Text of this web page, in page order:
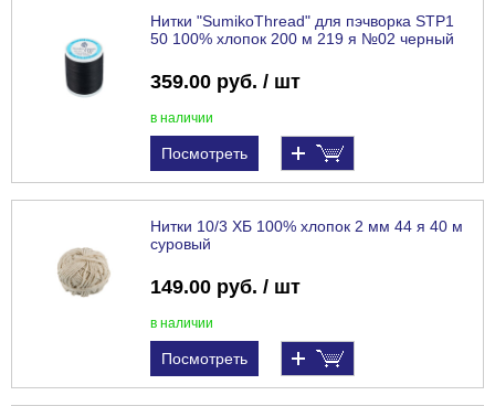
Нитки "SumikoThread" для пэчворка STP1
50 100% хлопок 200 м 219 я №02 черный
359.00 руб. / шт
в наличии
Посмотреть
Нитки 10/3 ХБ 100% хлопок 2 мм 44 я 40 м
суровый
149.00 руб. / шт
в наличии
Посмотреть